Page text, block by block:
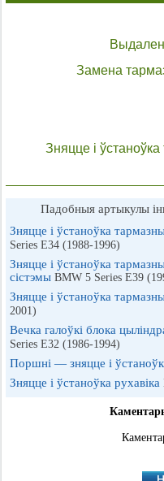
Замена
Зняцце і
Падобныя артыкулы
Зняцце і ўстаноўка
Series E34 (1988-1996)
Зняцце і ўстаноўка
сістэмы BMW 5 Series E39
Зняцце і ўстаноўка
2001)
Вечка галоўкі блока
Series E32 (1986-1994)
Поршні — зняцце і
Зняцце і ўстаноўка рухавіка